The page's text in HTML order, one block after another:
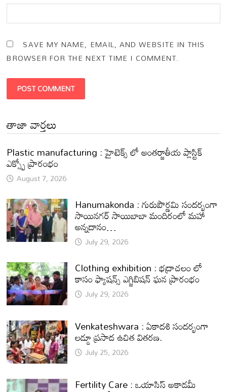
SAVE MY NAME, EMAIL, AND WEBSITE IN THIS
BROWSER FOR THE NEXT TIME I COMMENT.
తాజా వార్తలు
Plastic manufacturing : హైటెక్స్ లో అంతర్జాతీయ ప్లాస్టిక్
ఎక్స్పో ప్రారంభం
August 7, 2026
Hanumakonda : గురుపౌర్ణమి సందర్భంగా
సాయినగర్‌ సాయిబాబా మందిరంలో మహా
అన్నదానం…
July 29, 2026
Clothing exhibition : భద్రాచలం లో
కాసం ఫ్యాషన్స్ ఎగ్జిబిషన్ ఘన ప్రారంభం
July 29, 2026
Venkateshwara : ఏకాదశి సందర్భంగా
లడ్డూ ప్రసాద ఉచిత వితరణ.
July 25, 2026
Fertility Care : ఒయాసిస్ అకాడమీ